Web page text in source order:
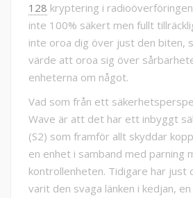
128 kryptering i
inte 100% säkert men fullt
inte oroa dig över just den biten,
värde att oroa sig över
enheterna om något.
Vad som från ett
Wave är att det har ett inbyggt
(S2) som framför allt skyddar
en enhet i samband med parning
kontrollenheten. Tidigare har
varit den svaga länken i kedjan, en